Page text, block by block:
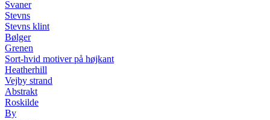
Svaner
Stevns
Stevns klint
Bølger
Grenen
Sort-hvid motiver på højkant
Heatherhill
Vejby strand
Abstrakt
Roskilde
By